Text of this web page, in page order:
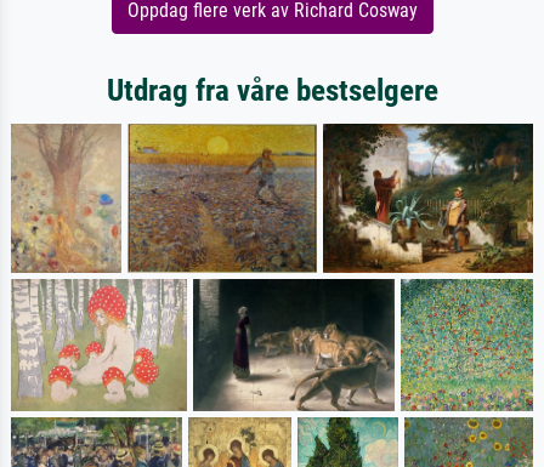
Oppdag flere verk av Richard Cosway
Utdrag fra våre bestselgere